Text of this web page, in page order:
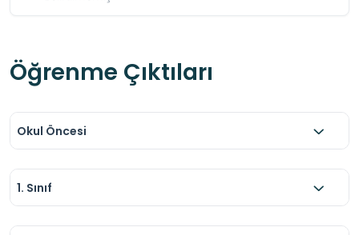
Öğrenme Çıktıları
Okul Öncesi
1. Sınıf